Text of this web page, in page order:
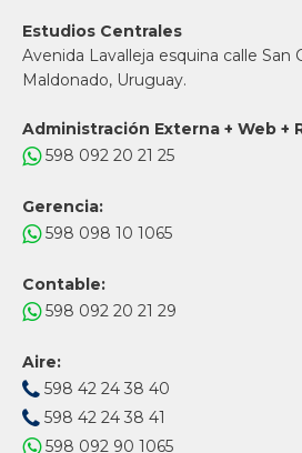
Estudios Centrales
Avenida Lavalleja esquina calle San
Maldonado, Uruguay.
Administración Externa + Web +
598 092 20 21 25
Gerencia:
598 098 10 1065
Contable:
598 092 20 21 29
Aire:
598 42 24 38 40
598 42 24 38 41
598 092 90 1065